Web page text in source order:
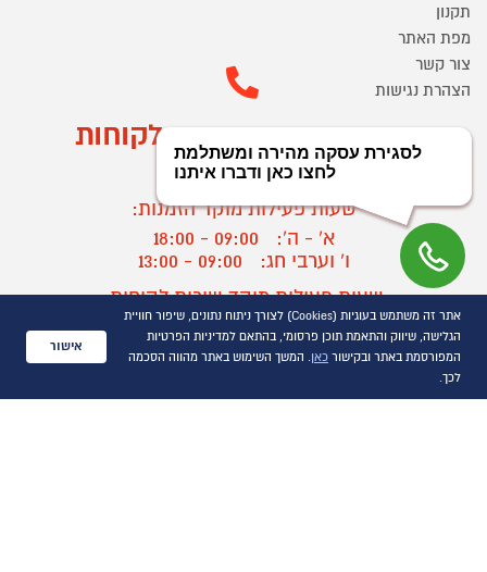
תקנון
מפת האתר
צור קשר
הצהרת נגישות
מוקד הזמנות ושירות לקוחות
03-9545370
שעות פעילות מוקד הזמנות:
א' - ה':
09:00 - 18:00
ו' וערבי חג:
09:00 - 13:00
שעות פעילות מוקד שירות לקוחות:
א' - ד':
09:00 - 16:30
ה :
09:00 - 16:00
חול המועד
?
אתר זה משתמש בעוגיות (Cookies) לצורך ניתוח נתונים, שיפור חוויית
הגלישה, שיווק והתאמת תוכן פרסומי, בהתאם למדיניות הפרטיות
המפורסמת באתר ובקישור כאן. המשך השימוש באתר מהווה הסכמה
לכך.
אישור